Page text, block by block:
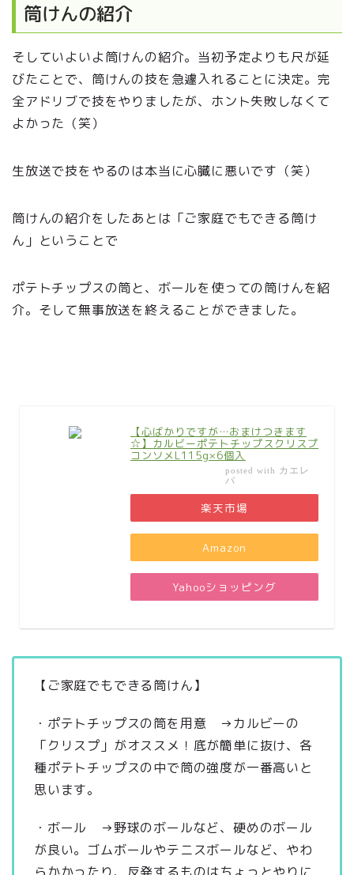
筒けんの紹介
そしていよいよ筒けんの紹介。当初予定よりも尺が延
びたことで、筒けんの技を急遽入れることに決定。完
全アドリブで技をやりましたが、ホント失敗しなくて
よかった（笑）
生放送で技をやるのは本当に心臓に悪いです（笑）
筒けんの紹介をしたあとは「ご家庭でもできる筒け
ん」ということで
ポテトチップスの筒と、ボールを使っての筒けんを紹
介。そして無事放送を終えることができました。
【心ばかりですが…おまけつきます
☆】カルビーポテトチップスクリスプ
コンソメL115g×6個入
posted with カエレ
バ
楽天市場
Amazon
Yahooショッピング
【ご家庭でもできる筒けん】
・ポテトチップスの筒を用意 →カルビーの
「クリスプ」がオススメ！底が簡単に抜け、各
種ポテトチップスの中で筒の強度が一番高いと
思います。
・ボール →野球のボールなど、硬めのボール
が良い。ゴムボールやテニスボールなど、やわ